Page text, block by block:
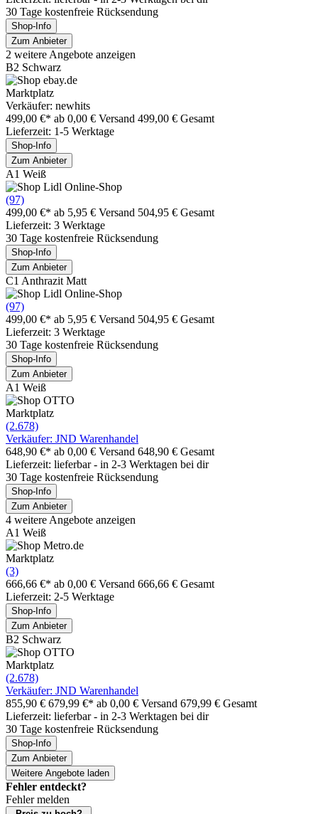
30 Tage kostenfreie Rücksendung
Shop-Info
Zum Anbieter
2 weitere Angebote anzeigen
B2 Schwarz
Marktplatz
Verkäufer: newhits
499,00 €* ab 0,00 € Versand 499,00 € Gesamt
Lieferzeit: 1-5 Werktage
Shop-Info
Zum Anbieter
A1 Weiß
(97)
499,00 €* ab 5,95 € Versand 504,95 € Gesamt
Lieferzeit: 3 Werktage
30 Tage kostenfreie Rücksendung
Shop-Info
Zum Anbieter
C1 Anthrazit Matt
(97)
499,00 €* ab 5,95 € Versand 504,95 € Gesamt
Lieferzeit: 3 Werktage
30 Tage kostenfreie Rücksendung
Shop-Info
Zum Anbieter
A1 Weiß
Marktplatz
(2.678)
Verkäufer: JND Warenhandel
648,90 €* ab 0,00 € Versand 648,90 € Gesamt
Lieferzeit: lieferbar - in 2-3 Werktagen bei dir
30 Tage kostenfreie Rücksendung
Shop-Info
Zum Anbieter
4 weitere Angebote anzeigen
A1 Weiß
Marktplatz
(3)
666,66 €* ab 0,00 € Versand 666,66 € Gesamt
Lieferzeit: 2-5 Werktage
Shop-Info
Zum Anbieter
B2 Schwarz
Marktplatz
(2.678)
Verkäufer: JND Warenhandel
855,90 € 679,99 €* ab 0,00 € Versand 679,99 € Gesamt
Lieferzeit: lieferbar - in 2-3 Werktagen bei dir
30 Tage kostenfreie Rücksendung
Shop-Info
Zum Anbieter
Weitere Angebote laden
Fehler entdeckt?
Fehler melden